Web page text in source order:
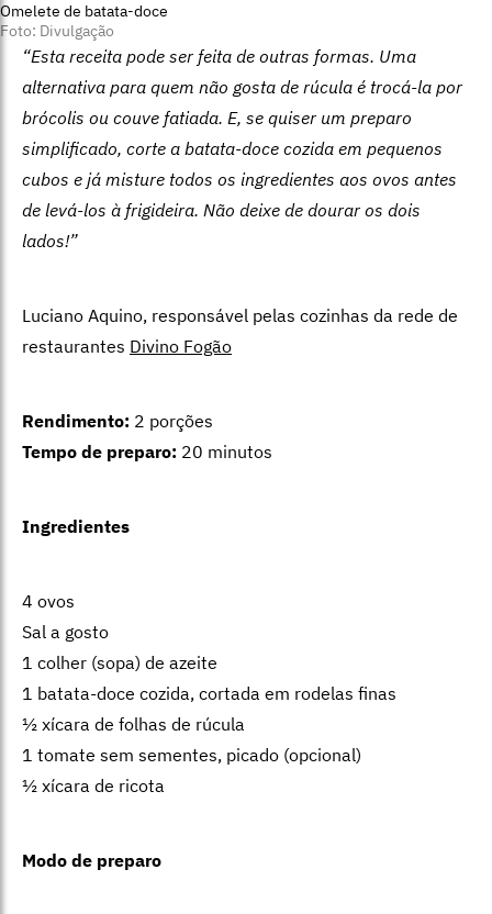
Omelete de batata-doce
Foto: Divulgação
“Esta receita pode ser feita de outras formas. Uma
alternativa para quem não gosta de rúcula é trocá-la por
brócolis ou couve fatiada. E, se quiser um preparo
simplificado, corte a batata-doce cozida em pequenos
cubos e já misture todos os ingredientes aos ovos antes
de levá-los à frigideira. Não deixe de dourar os dois
lados!”
Luciano Aquino, responsável pelas cozinhas da rede de
restaurantes Divino Fogão
Rendimento: 2 porções
Tempo de preparo: 20 minutos
Ingredientes
4 ovos
Sal a gosto
1 colher (sopa) de azeite
1 batata-doce cozida, cortada em rodelas finas
½ xícara de folhas de rúcula
1 tomate sem sementes, picado (opcional)
½ xícara de ricota
Modo de preparo